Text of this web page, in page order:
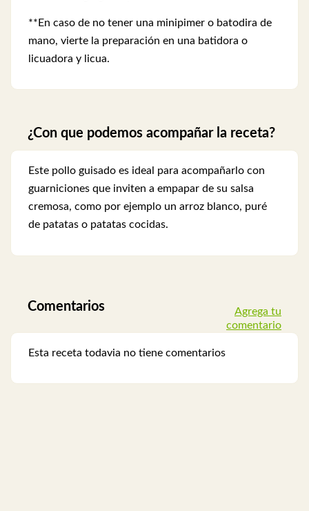
**En caso de no tener una minipimer o batodira de
mano, vierte la preparación en una batidora o
licuadora y licua.
¿Con que podemos acompañar la receta?
Este pollo guisado es ideal para acompañarlo con
guarniciones que inviten a empapar de su salsa
cremosa, como por ejemplo un arroz blanco, puré
de patatas o patatas cocidas.
Comentarios
Agrega tu
comentario
Esta receta todavia no tiene comentarios